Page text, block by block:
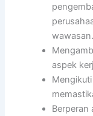
wawasan.
aspek
Berperan